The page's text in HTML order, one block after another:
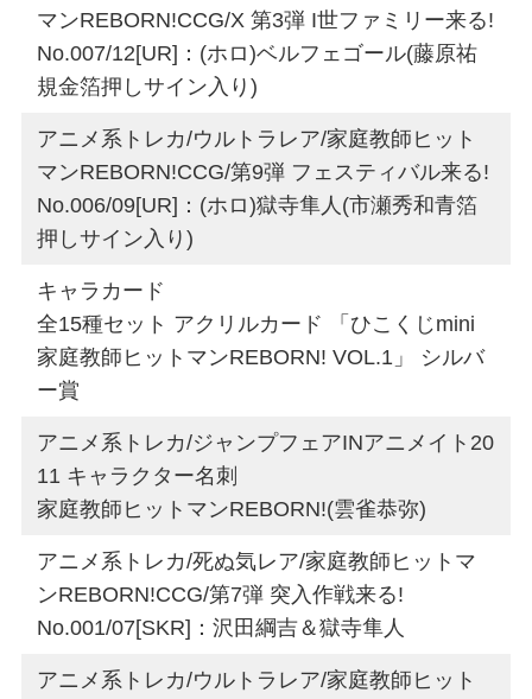
マンREBORN!CCG/X 第3弾 I世ファミリー来る!
No.007/12[UR]：(ホロ)ベルフェゴール(藤原祐
規金箔押しサイン入り)
アニメ系トレカ/ウルトラレア/家庭教師ヒット
マンREBORN!CCG/第9弾 フェスティバル来る!
No.006/09[UR]：(ホロ)獄寺隼人(市瀬秀和青箔
押しサイン入り)
キャラカード
全15種セット アクリルカード 「ひこくじmini
家庭教師ヒットマンREBORN! VOL.1」 シルバ
ー賞
アニメ系トレカ/ジャンプフェアINアニメイト20
11 キャラクター名刺
家庭教師ヒットマンREBORN!(雲雀恭弥)
アニメ系トレカ/死ぬ気レア/家庭教師ヒットマ
ンREBORN!CCG/第7弾 突入作戦来る!
No.001/07[SKR]：沢田綱吉＆獄寺隼人
アニメ系トレカ/ウルトラレア/家庭教師ヒット